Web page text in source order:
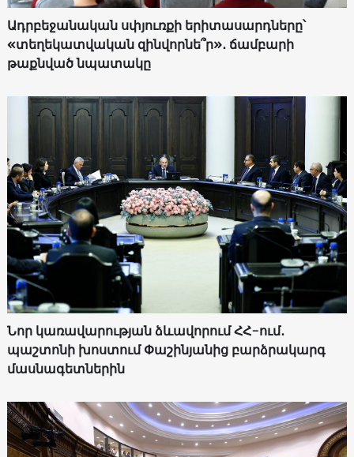
Ադրբեջանական սփյուռքի երիտասարդները՝
«տեղեկատվական զինվորնե՞ր»․ ճամբարի
թաքնված նպատակը
Նոր կառավարության ձևավորում ՀՀ-ում․
պաշտոնի խոստում Փաշինյանից բարձրակարգ
մասնագետներին